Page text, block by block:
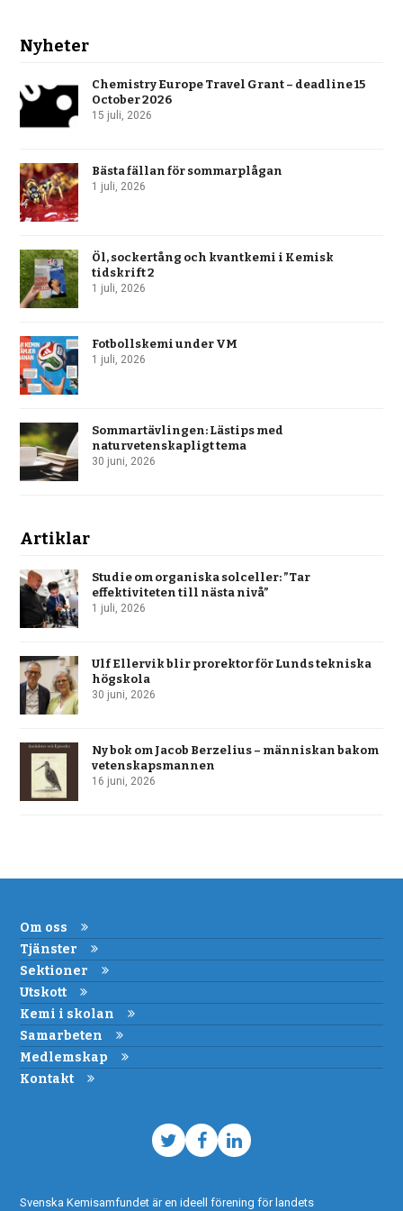
Nyheter
Chemistry Europe Travel Grant – deadline 15
October 2026
15 juli, 2026
Bästa fällan för sommarplågan
1 juli, 2026
Öl, sockertång och kvantkemi i Kemisk
tidskrift 2
1 juli, 2026
Fotbollskemi under VM
1 juli, 2026
Sommartävlingen: Lästips med
naturvetenskapligt tema
30 juni, 2026
Artiklar
Studie om organiska solceller: ”Tar
effektiviteten till nästa nivå”
1 juli, 2026
Ulf Ellervik blir prorektor för Lunds tekniska
högskola
30 juni, 2026
Ny bok om Jacob Berzelius – människan bakom
vetenskapsmannen
16 juni, 2026
Om oss
Tjänster
Sektioner
Utskott
Kemi i skolan
Samarbeten
Medlemskap
Kontakt
TwitterFacebook
LinkedIn
Svenska Kemisamfundet är en ideell förening för landets